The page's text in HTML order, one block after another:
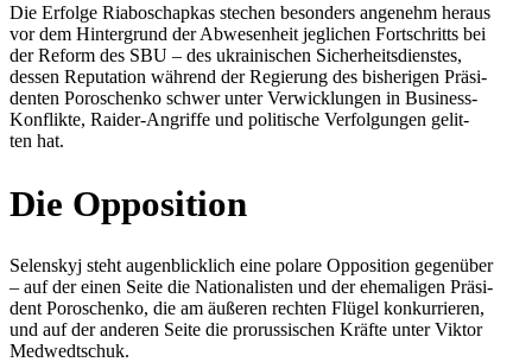
Die Erfolge Ria­boschap­kas stechen beson­ders ange­nehm heraus
vor dem Hin­ter­grund der Abwe­sen­heit jeg­li­chen Fort­schritts bei
der Reform des SBU – des ukrai­ni­schen Sicher­heits­diens­tes,
dessen Repu­ta­tion während der Regie­rung des bis­he­ri­gen Prä­si­
den­ten Poro­schenko schwer unter Ver­wick­lun­gen in Busi­ness-
Kon­flikte, Raider-Angriffe und poli­ti­sche Ver­fol­gun­gen gelit­
ten hat.
Die Oppo­si­tion
Selen­skyj steht augen­blick­lich eine polare Oppo­si­tion gegen­über
– auf der einen Seite die Natio­na­lis­ten und der ehe­ma­li­gen Prä­si­
dent Poro­schenko, die am äußeren rechten Flügel kon­kur­rie­ren,
und auf der anderen Seite die pro­rus­si­schen Kräfte unter Viktor
Medwedtschuk.